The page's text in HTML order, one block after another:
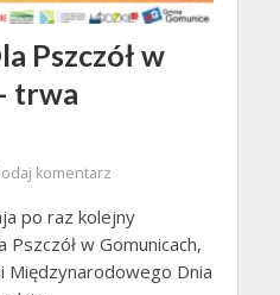
Pszczół w
trwa
komentarz
po raz kolejny
w Gomunicach,
Międzynarodowego Dnia